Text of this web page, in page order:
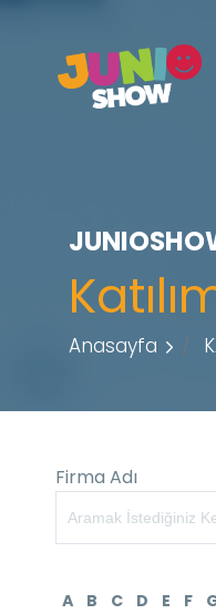
Anasayfa
Firma Adı
A B C D E F